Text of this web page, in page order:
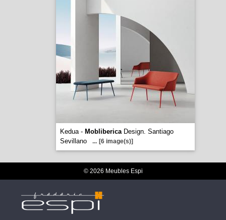
Kedua - MoblibericaDesign. Santiago
Sevillano
... [6 image(s)]
© 2026 Meubles Espi